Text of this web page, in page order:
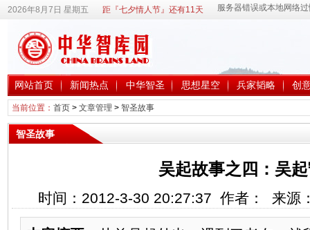
2026年8月7日 星期五 距『七夕情人节』还有11天
网站首页 新闻热点 中华智圣 思想星空 兵家韬略 创
当前位置： 首页> 文章管理 > 智圣故事
智圣故事
吴起故事之四：吴
时间：2012-3-30 20:27:37 作者： 来源